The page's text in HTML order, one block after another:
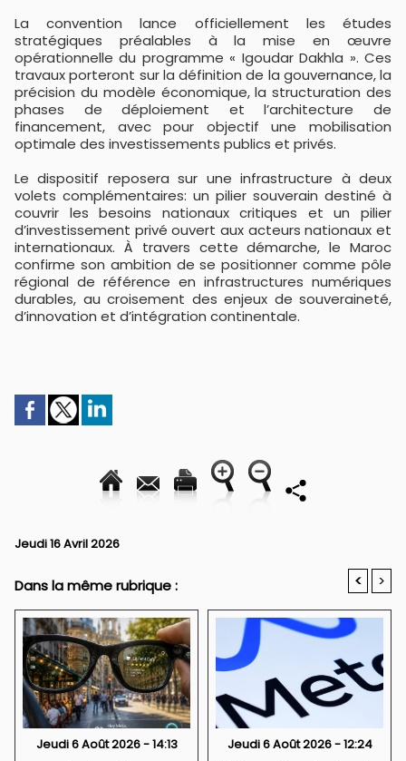
La convention lance officiellement les études
stratégiques préalables à la mise en œuvre
opérationnelle du programme « Igoudar Dakhla ». Ces
travaux porteront sur la définition de la gouvernance, la
précision du modèle économique, la structuration des
phases de déploiement et l’architecture de
financement, avec pour objectif une mobilisation
optimale des investissements publics et privés.
Le dispositif reposera sur une infrastructure à deux
volets complémentaires: un pilier souverain destiné à
couvrir les besoins nationaux critiques et un pilier
d’investissement privé ouvert aux acteurs nationaux et
internationaux. À travers cette démarche, le Maroc
confirme son ambition de se positionner comme pôle
régional de référence en infrastructures numériques
durables, au croisement des enjeux de souveraineté,
d’innovation et d’intégration continentale.
Jeudi 16 Avril 2026
Dans la même rubrique : < >
Jeudi 6 Août 2026 - 14:13 Jeudi 6 Août 2026 - 12:24